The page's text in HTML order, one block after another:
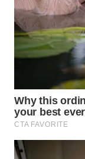
WN
PRIANGAN
TIMUR
SEMARANG
WN
SOLO